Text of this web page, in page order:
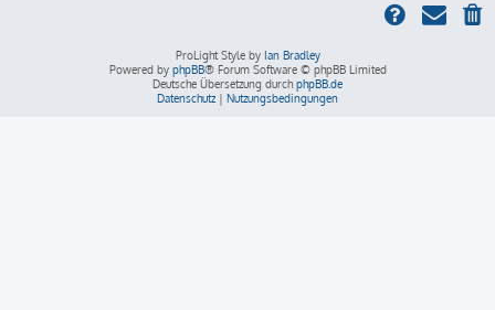
ProLight Style by Ian Bradley
Powered by phpBB® Forum Software © phpBB Limited
Deutsche Übersetzung durch phpBB.de
Datenschutz | Nutzungsbedingungen